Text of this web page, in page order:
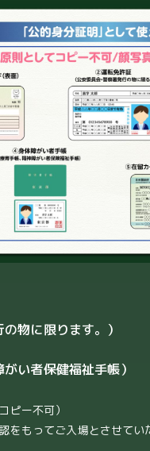
物に限ります。）
い者保健福祉手帳）
ピー不可）
もってご入場とさせてい